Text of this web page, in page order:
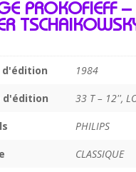
PROKOFIEFF
d'édition 1984
d'édition 33 T – 12'',
PHILIPS
CLASSIQUE